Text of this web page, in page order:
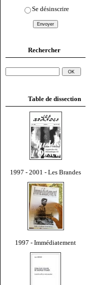
Se désinscrire
Rechercher
Table de dissection
1997 - 2001 - Les Brandes
1997 - Immédiatement